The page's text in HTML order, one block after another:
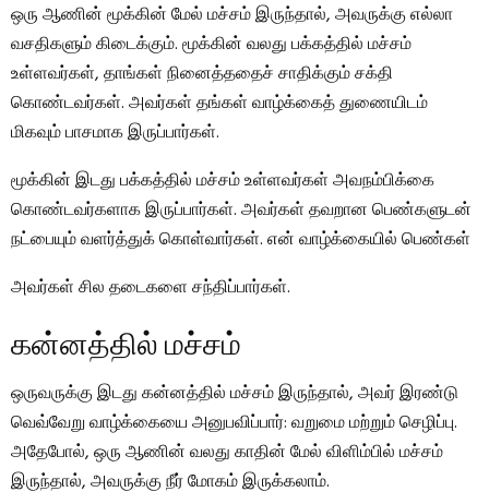
ஒரு ஆணின் மூக்கின் மேல் மச்சம் இருந்தால், அவருக்கு எல்லா
வசதிகளும் கிடைக்கும். மூக்கின் வலது பக்கத்தில் மச்சம்
உள்ளவர்கள், தாங்கள் நினைத்ததைச் சாதிக்கும் சக்தி
கொண்டவர்கள். அவர்கள் தங்கள் வாழ்க்கைத் துணையிடம்
மிகவும் பாசமாக இருப்பார்கள்.
மூக்கின் இடது பக்கத்தில் மச்சம் உள்ளவர்கள் அவநம்பிக்கை
கொண்டவர்களாக இருப்பார்கள். அவர்கள் தவறான பெண்களுடன்
நட்பையும் வளர்த்துக் கொள்வார்கள். என் வாழ்க்கையில் பெண்கள்
அவர்கள் சில தடைகளை சந்திப்பார்கள்.
கன்னத்தில் மச்சம்
ஒருவருக்கு இடது கன்னத்தில் மச்சம் இருந்தால், அவர் இரண்டு
வெவ்வேறு வாழ்க்கையை அனுபவிப்பார்: வறுமை மற்றும் செழிப்பு.
அதேபோல், ஒரு ஆணின் வலது காதின் மேல் விளிம்பில் மச்சம்
இருந்தால், அவருக்கு நீர் மோகம் இருக்கலாம்.